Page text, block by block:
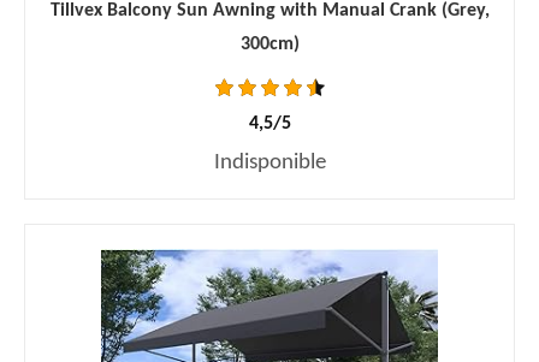
Tillvex Balcony Sun Awning with Manual Crank (Grey,
300cm)
4,5/5
Indisponible